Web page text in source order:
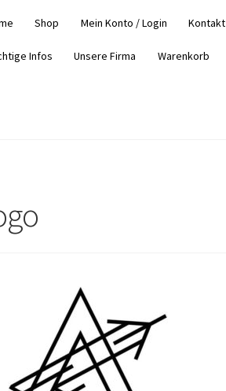
Shop Mein Konto / Login Kontakt
Infos Unsere Firma Warenkorb